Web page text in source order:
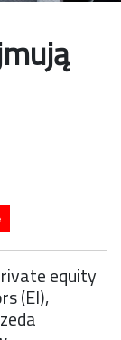
equity
(EI),